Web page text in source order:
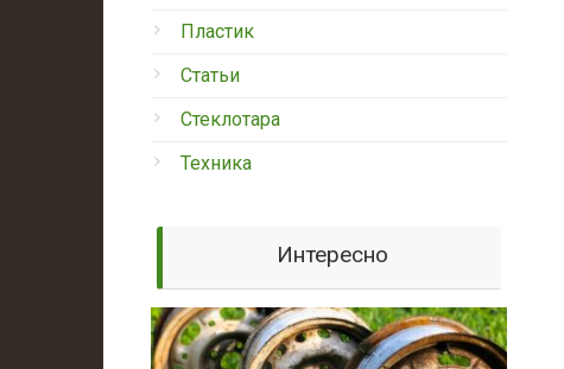
Пластик
Статьи
Стеклотара
Техника
Интересно